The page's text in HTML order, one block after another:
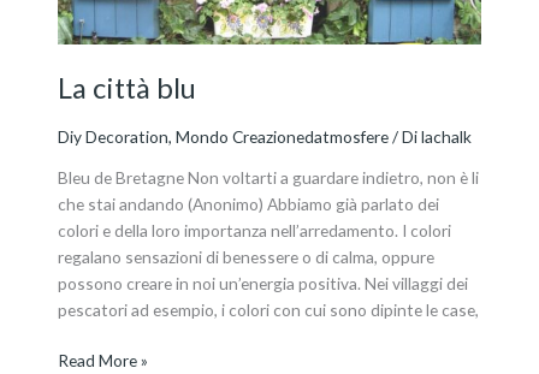
La città blu
Diy Decoration,Mondo Creazionedatmosfere/ Dilachalk
Bleu de Bretagne Non voltarti a guardare indietro, non è li
che stai andando (Anonimo) Abbiamo già parlato dei
colori e della loro importanza nell’arredamento. I colori
regalano sensazioni di benessere o di calma, oppure
possono creare in noi un’energia positiva. Nei villaggi dei
pescatori ad esempio, i colori con cui sono dipinte le case,
Read More »